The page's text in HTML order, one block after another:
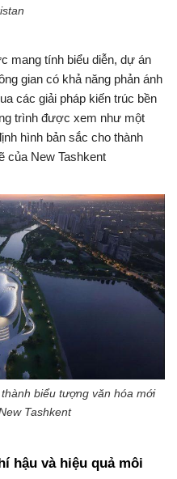
mang tính biểu diễn, dự án
gian có khả năng phản ánh
các giải pháp kiến trúc bền
trình được xem như một
hình bản sắc cho thành
của New Tashkent
biểu tượng văn hóa mới
Tashkent
hậu và hiệu quả môi